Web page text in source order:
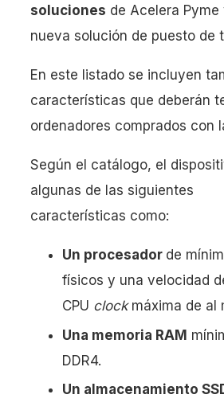
soluciones de Acelera
nueva solución de puesto de
En este listado se incluyen
características que deberán
ordenadores comprados con
Según el catálogo, el
algunas de las siguientes
características como:
Un procesador de
físicos y una velocidad
CPU clockmáxima de al
Una memoria RAM
DDR4.
Un almacenamiento